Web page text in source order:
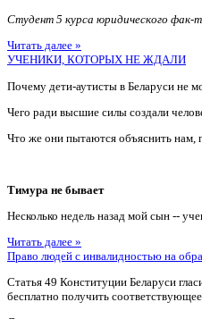
Студент 5 курса юридического фак-
Читать далее »
УЧЕНИКИ, КОТОРЫХ НЕ ЖДАЛИ
Почему дети-аутисты в Беларуси не
Чего ради высшие силы создали
Что же они пытаются объяснить нам,
Тимура не бывает
Несколько недель назад мой сын --
Читать далее »
Право людей с инвалидностью на
Статья 49 Конституции Беларуси
бесплатно получить